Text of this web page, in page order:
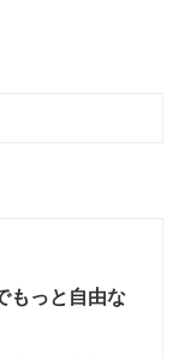
もっと自由な